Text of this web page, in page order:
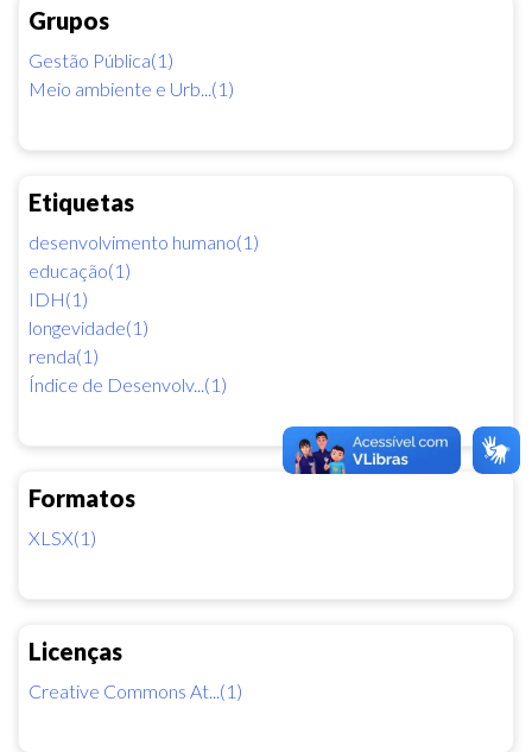
Grupos
Gestão Pública(1)
Meio ambiente e Urb...(1)
Etiquetas
desenvolvimento humano(1)
educação(1)
IDH(1)
longevidade(1)
renda(1)
Índice de Desenvolv...(1)
Formatos
XLSX(1)
Licenças
Creative Commons At...(1)